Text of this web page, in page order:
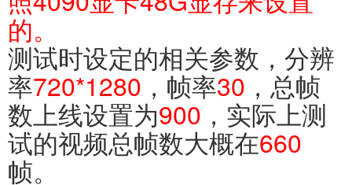
的。
测试时设定的相关参数，分辨
率720*1280 ，帧率30 ，总帧
数上线设置为900 ，实际上测
试的视频总帧数大概在660
帧。